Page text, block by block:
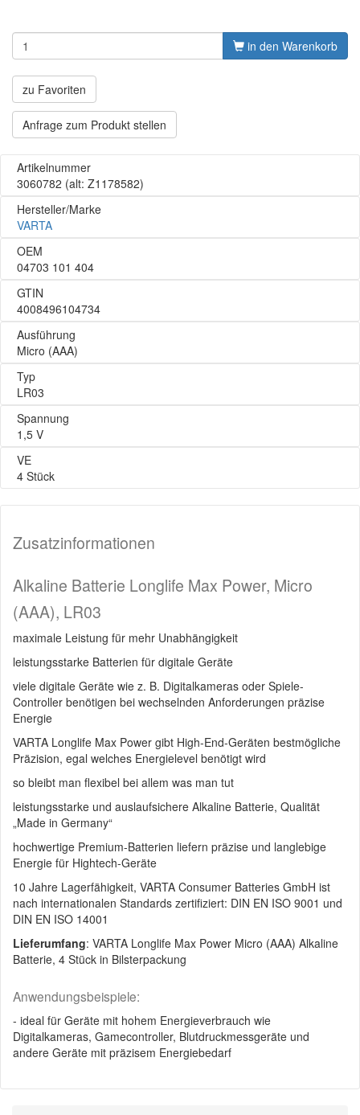
in den Warenkorb
zu Favoriten
Anfrage zum Produkt stellen
Artikelnummer
3060782 (alt: Z1178582)
Hersteller/Marke
VARTA
OEM
04703 101 404
GTIN
4008496104734
Ausführung
Micro (AAA)
Typ
LR03
Spannung
1,5 V
VE
4 Stück
Zusatzinformationen
Alkaline Batterie Longlife Max Power, Micro
(AAA), LR03
maximale Leistung für mehr Unabhängigkeit
leistungsstarke Batterien für digitale Geräte
viele digitale Geräte wie z. B. Digitalkameras oder Spiele-
Controller benötigen bei wechselnden Anforderungen präzise
Energie
VARTA Longlife Max Power gibt High-End-Geräten bestmögliche
Präzision, egal welches Energielevel benötigt wird
so bleibt man flexibel bei allem was man tut
leistungsstarke und auslaufsichere Alkaline Batterie, Qualität
„Made in Germany“
hochwertige Premium-Batterien liefern präzise und langlebige
Energie für Hightech-Geräte
10 Jahre Lagerfähigkeit, VARTA Consumer Batteries GmbH ist
nach internationalen Standards zertifiziert: DIN EN ISO 9001 und
DIN EN ISO 14001
Lieferumfang: VARTA Longlife Max Power Micro (AAA) Alkaline
Batterie, 4 Stück in Bilsterpackung
Anwendungsbeispiele:
- ideal für Geräte mit hohem Energieverbrauch wie
Digitalkameras, Gamecontroller, Blutdruckmessgeräte und
andere Geräte mit präzisem Energiebedarf